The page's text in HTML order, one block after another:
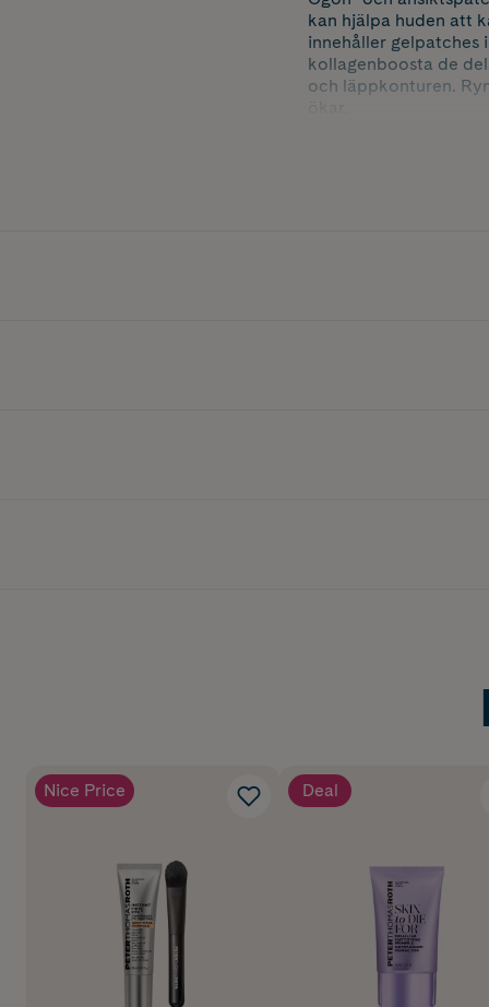
kan hjälpa huden att
innehåller gelpatches
kollagenboosta de
och läppkonturen.
ökar.
Patchesen
som förbättrar
Nice Price Deal